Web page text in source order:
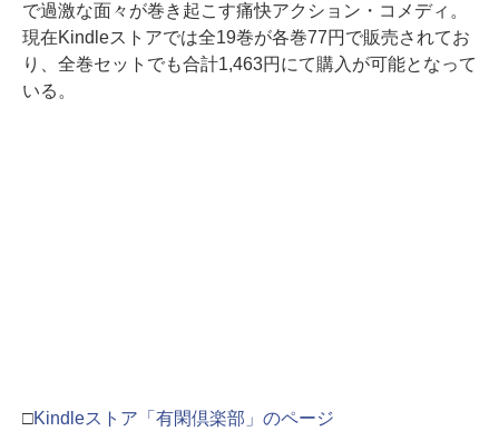
で過激な面々が巻き起こす痛快アクション・コメディ。
現在Kindleストアでは全19巻が各巻77円で販売されてお
り、全巻セットでも合計1,463円にて購入が可能となって
いる。
□Kindleストア「有閑倶楽部」のページ